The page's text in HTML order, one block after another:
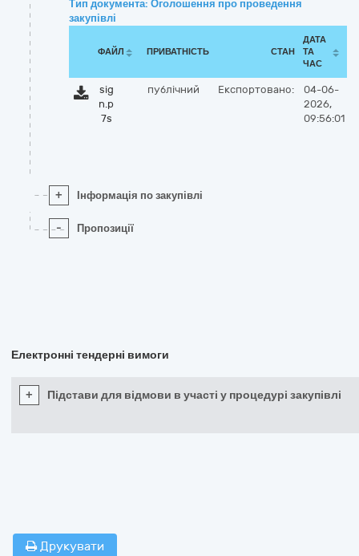
Тип документа: Оголошення про проведення
закупівлі
ФАЙЛ ПРИВАТНІСТЬ СТАН
ДАТА
ТА
ЧАС
sig
n.p
7s
публічний Експортовано:
04-06-
2026,
09:56:01
+ Інформація по закупівлі
- Пропозиції
Електронні тендерні вимоги
+ Підстави для відмови в участі у процедурі закупівлі
Друкувати